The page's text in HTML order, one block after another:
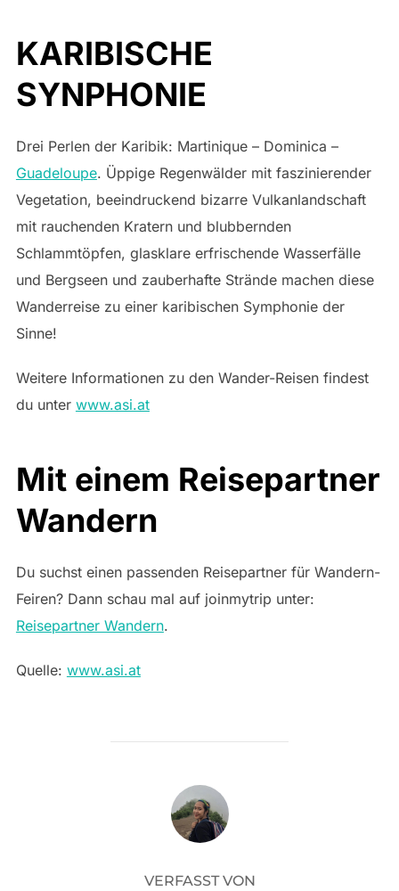
KARIBISCHE
SYNPHONIE
Drei Perlen der Karibik: Martinique – Dominica –
Guadeloupe. Üppige Regenwälder mit faszinierender
Vegetation, beeindruckend bizarre Vulkanlandschaft
mit rauchenden Kratern und blubbernden
Schlammtöpfen, glasklare erfrischende Wasserfälle
und Bergseen und zauberhafte Strände machen diese
Wanderreise zu einer karibischen Symphonie der
Sinne!
Weitere Informationen zu den Wander-Reisen findest
du unter www.asi.at
Mit einem Reisepartner
Wandern
Du suchst einen passenden Reisepartner für Wandern-
Feiren? Dann schau mal auf joinmytrip unter:
Reisepartner Wandern.
Quelle: www.asi.at
BEITRAGSAUTOR
VERFASST VON